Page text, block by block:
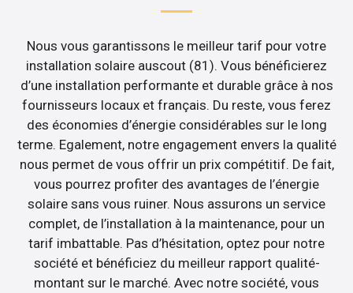
Nous vous garantissons le meilleur tarif pour votre
installation solaire auscout (81). Vous bénéficierez
d’une installation performante et durable grâce à nos
fournisseurs locaux et français. Du reste, vous ferez
des économies d’énergie considérables sur le long
terme. Egalement, notre engagement envers la qualité
nous permet de vous offrir un prix compétitif. De fait,
vous pourrez profiter des avantages de l’énergie
solaire sans vous ruiner. Nous assurons un service
complet, de l’installation à la maintenance, pour un
tarif imbattable. Pas d’hésitation, optez pour notre
société et bénéficiez du meilleur rapport qualité-
montant sur le marché. Avec notre société, vous